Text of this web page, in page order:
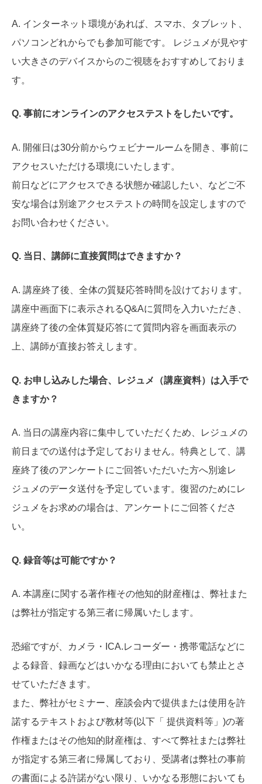
A. インターネット環境があれば、スマホ、タブレット、
パソコンどれからでも参加可能です。 レジュメが見やす
い大きさのデバイスからのご視聴をおすすめしておりま
す。
Q. 事前にオンラインのアクセステストをしたいです。
A. 開催日は30分前からウェビナールームを開き、事前に
アクセスいただける環境にいたします。
前日などにアクセスできる状態か確認したい、などご不
安な場合は別途アクセステストの時間を設定しますので
お問い合わせください。
Q. 当日、講師に直接質問はできますか？
A. 講座終了後、全体の質疑応答時間を設けております。
講座中画面下に表示されるQ&Aに質問を入力いただき、
講座終了後の全体質疑応答にて質問内容を画面表示の
上、講師が直接お答えします。
Q. お申し込みした場合、レジュメ（講座資料）は入手で
きますか？
A. 当日の講座内容に集中していただくため、レジュメの
前日までの送付は予定しておりません。特典として、講
座終了後のアンケートにご回答いただいた方へ別途レ
ジュメのデータ送付を予定しています。復習のためにレ
ジュメをお求めの場合は、アンケートにご回答くださ
い。
Q. 録音等は可能ですか？
A. 本講座に関する著作権その他知的財産権は、弊社また
は弊社が指定する第三者に帰属いたします。
恐縮ですが、カメラ・ICA.レコーダー・携帯電話などに
よる録音、録画などはいかなる理由においても禁止とさ
せていただきます。
また、弊社がセミナー、座談会内で提供または使用を許
諾するテキストおよび教材等(以下「 提供資料等」)の著
作権またはその他知的財産権は、すべて弊社または弊社
が指定する第三者に帰属しており、受講者は弊社の事前
の書面による許諾がない限り、いかなる形態においても